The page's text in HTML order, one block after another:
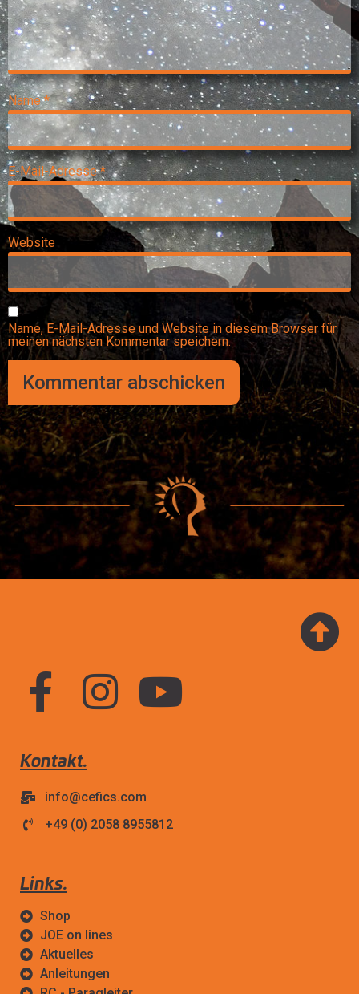
Name*
E-Mail-Adresse*
Website
Name, E-Mail-Adresse und Website in diesem Browser für
meinen nächsten Kommentar speichern.
Kontakt.
info@cefics.com
+49 (0) 2058 8955812
Links.
Shop
JOE on lines
Aktuelles
Anleitungen